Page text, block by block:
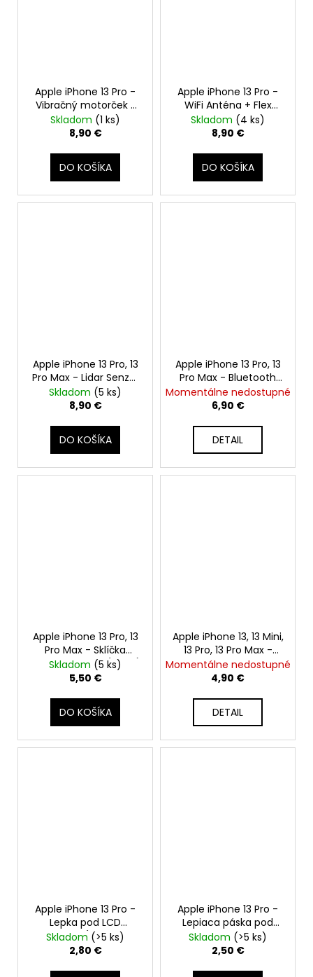
Apple iPhone 13 Pro -
Vibračný motorček /
Taptic engine
Skladom (1 ks)
8,90 €
DO KOŠÍKA
Apple iPhone 13 Pro -
WiFi Anténa + Flex
Kábel
Skladom (4 ks)
8,90 €
DO KOŠÍKA
Apple iPhone 13 Pro, 13
Pro Max - Lidar Senzor
Flex Kábel
Skladom (5 ks)
8,90 €
DO KOŠÍKA
Apple iPhone 13 Pro, 13
Pro Max - Bluetooth
Anténa + Mikrofón +
Signal Flex Kábel
Momentálne nedostupné
6,90 €
DETAIL
Apple iPhone 13 Pro, 13
Pro Max - Sklíčka
Zadnej Kamery (Black)
Skladom (5 ks)
5,50 €
DO KOŠÍKA
Apple iPhone 13, 13 Mini,
13 Pro, 13 Pro Max -
MagSafe magnetický
krúžok
Momentálne nedostupné
4,90 €
DETAIL
Apple iPhone 13 Pro -
Lepka pod LCD
Adhesive (tesnenie,
lepiaca páska)
Skladom (>5 ks)
2,80 €
Apple iPhone 13 Pro -
Lepiaca páska pod
batériu Adhesive
Skladom (>5 ks)
2,50 €